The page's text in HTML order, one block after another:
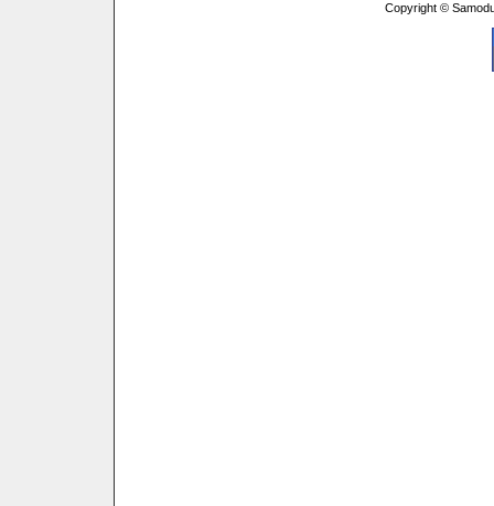
Copyright ©